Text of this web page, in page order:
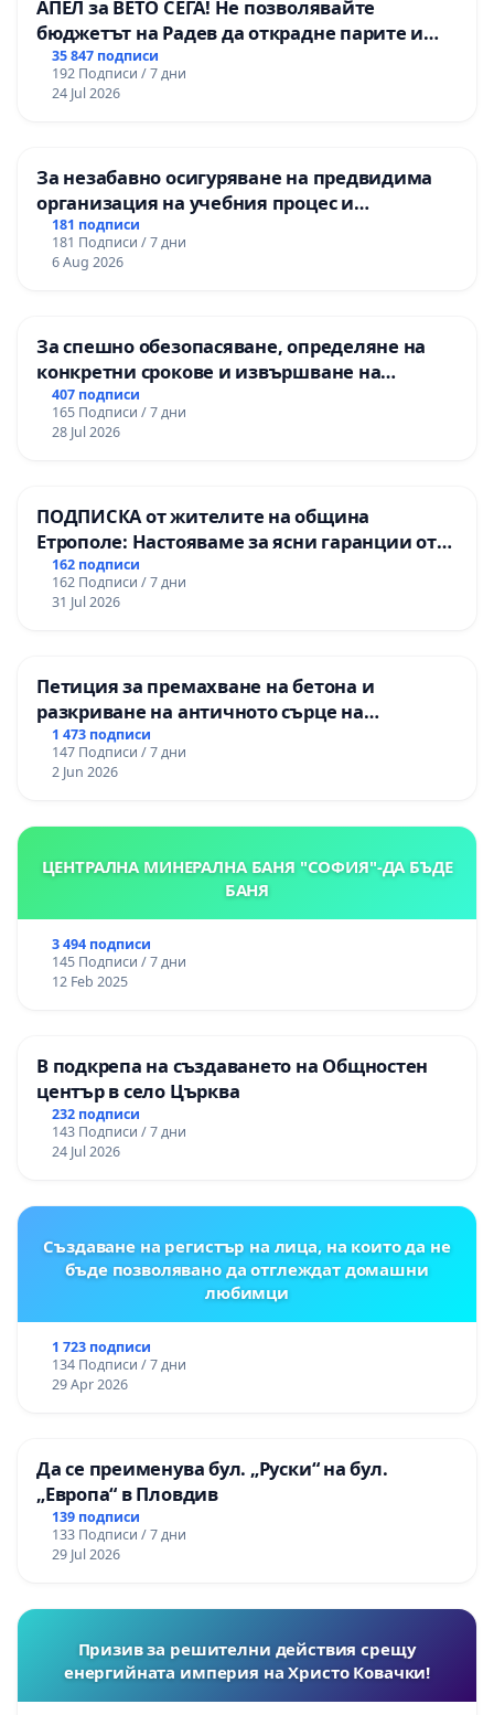
АПЕЛ за ВЕТО СЕГА! Не позволявайте
бюджетът на Радев да открадне парите и
правата ни в тъмното
35 847 подписи
192 Подписи / 7 дни
24 Jul 2026
За незабавно осигуряване на предвидима
организация на учебния процес и
гарантиране на правото на равнопоставено
и качествено образование на учениците от
ОУ „Княз Александър I“ и Хуманитарна
181 подписи
181 Подписи / 7 дни
6 Aug 2026
За спешно обезопасяване, определяне на
конкретни срокове и извършване на
цялостна рехабилитация на
републиканския път между пътен възел АМ
„Тракия“ - гр. Ихтиман - с. Мирово - к.к.
407 подписи
165 Подписи / 7 дни
28 Jul 2026
ПОДПИСКА от жителите на община
Етрополе: Настояваме за ясни гаранции от
“Елаците-МЕД” АД и от държавата, че ще се
изпълнят всички екологични норми!
162 подписи
162 Подписи / 7 дни
31 Jul 2026
Петиция за премахване на бетона и
разкриване на античното сърце на
Могиланската могила във Враца
1 473 подписи
147 Подписи / 7 дни
2 Jun 2026
ЦЕНТРАЛНА МИНЕРАЛНА БАНЯ "СОФИЯ"-ДА БЪДЕ
БАНЯ
3 494 подписи
145 Подписи / 7 дни
12 Feb 2025
В подкрепа на създаването на Общностен
център в село Църква
232 подписи
143 Подписи / 7 дни
24 Jul 2026
Създаване на регистър на лица, на които да не
бъде позволявано да отглеждат домашни
любимци
1 723 подписи
134 Подписи / 7 дни
29 Apr 2026
Да се преименува бул. „Руски“ на бул.
„Европа“ в Пловдив
139 подписи
133 Подписи / 7 дни
29 Jul 2026
Призив за решителни действия срещу
енергийната империя на Христо Ковачки!